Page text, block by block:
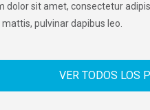
dolor sit amet, consectetur
pulvinar dapibus leo.
VER TODOS LOS